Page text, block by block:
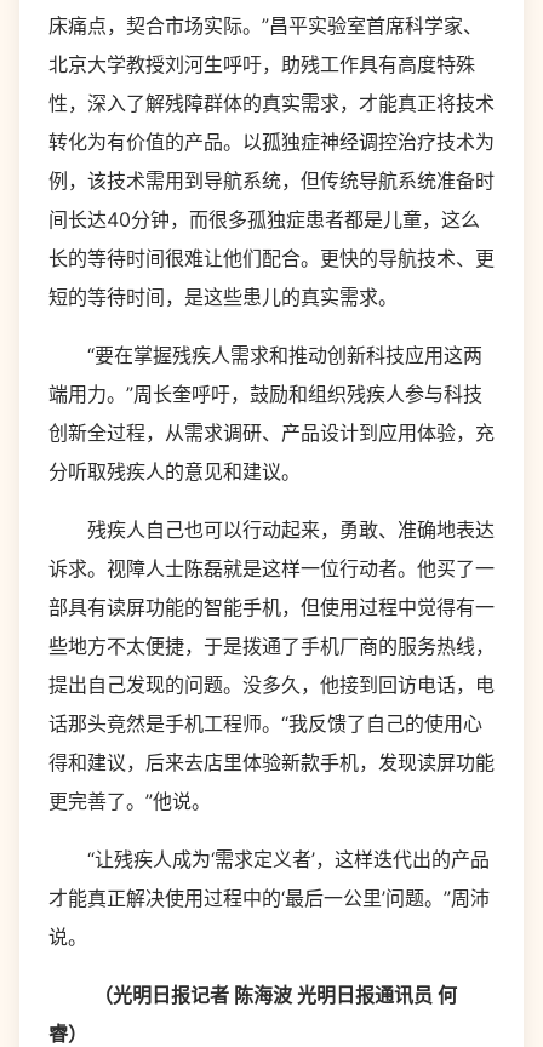
床痛点，契合市场实际。”昌平实验室首席科学家、
北京大学教授刘河生呼吁，助残工作具有高度特殊
性，深入了解残障群体的真实需求，才能真正将技术
转化为有价值的产品。以孤独症神经调控治疗技术为
例，该技术需用到导航系统，但传统导航系统准备时
间长达40分钟，而很多孤独症患者都是儿童，这么
长的等待时间很难让他们配合。更快的导航技术、更
短的等待时间，是这些患儿的真实需求。
“要在掌握残疾人需求和推动创新科技应用这两
端用力。”周长奎呼吁，鼓励和组织残疾人参与科技
创新全过程，从需求调研、产品设计到应用体验，充
分听取残疾人的意见和建议。
残疾人自己也可以行动起来，勇敢、准确地表达
诉求。视障人士陈磊就是这样一位行动者。他买了一
部具有读屏功能的智能手机，但使用过程中觉得有一
些地方不太便捷，于是拨通了手机厂商的服务热线，
提出自己发现的问题。没多久，他接到回访电话，电
话那头竟然是手机工程师。“我反馈了自己的使用心
得和建议，后来去店里体验新款手机，发现读屏功能
更完善了。”他说。
“让残疾人成为‘需求定义者’，这样迭代出的产品
才能真正解决使用过程中的‘最后一公里’问题。”周沛
说。
（光明日报记者 陈海波 光明日报通讯员 何
睿）